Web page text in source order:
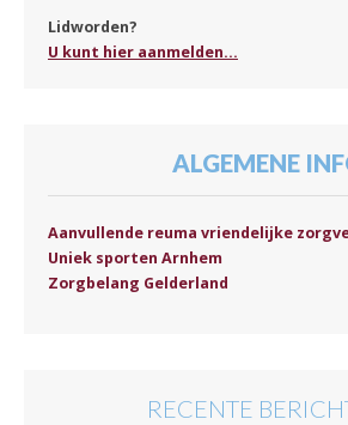
Lidworden?
U kunt hier aanmelden...
ALGEMENE
Aanvullende reuma vriendelijke
Uniek sporten Arnhem
Zorgbelang Gelderland
RECENTE